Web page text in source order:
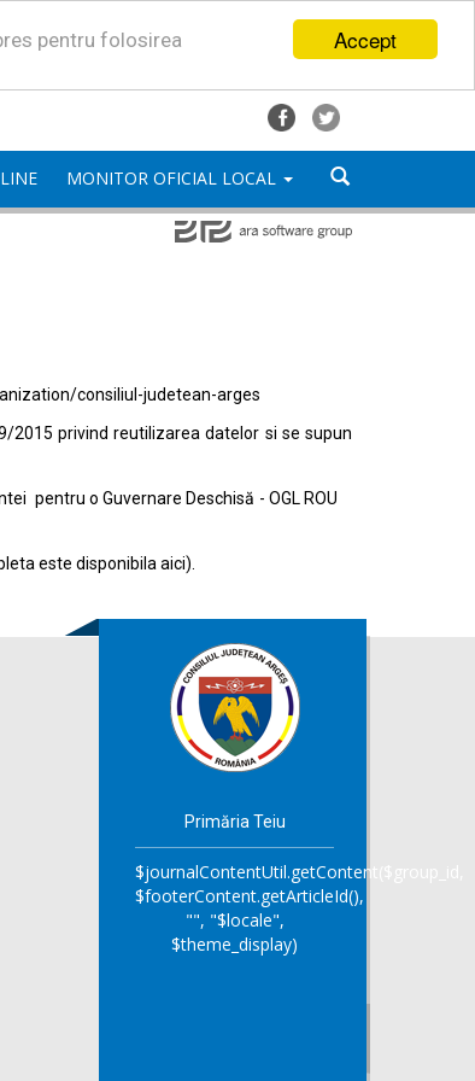
Accept
pentru folosirea
MONITOR OFICIAL LOCAL
consiliul-judetean-arges
2015 privind reutilizarea datelor si se supun
pentru o Guvernare Deschisă - OGL ROU
este disponibila aici).
Primăria Teiu
$journalContentUtil.getContent($group_id,
$footerContent.getArticleId(),
"", "$locale",
$theme_display)